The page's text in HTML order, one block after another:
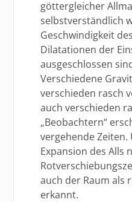
göttergleicher
selbstverständlich
Geschwindigkeit
Dilatationen der
ausgeschlossen
Verschiedene
verschieden rasch
auch verschieden
„Beobachtern“
vergehende
Expansion des Alls
auch der Raum als
erkannt.